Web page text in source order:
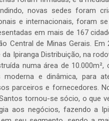
novas sedes foram
e internacionais, foram
em mais de 167
Central de Minas Gerais.
da Ipiranga Distribuição, na
numa área de
moderna e dinâmica, para
parceiros e fornecedores.
tornou-se sócio, o que
aos negócios, fazendo a